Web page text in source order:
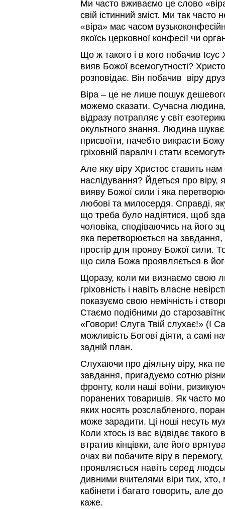
Ми часто вживаємо це слово
свій істинний зміст. Ми так часто
«віра» має часом
якоїсь церковної конфесії чи
Що ж такого і в кого побачив
вияв Божої всемогутності?
розповідає. Він побачив віру
Віра – це не лише пошук
можемо сказати. Сучасна
відразу потрапляє у світ
окультного знання. Людина
присвоїти, начебто викрасти
гріховній параліч і стати
Але яку віру Христос ставить
наслідування? Йдеться про віру,
вияву Божої сили і яка
любові та милосердя. Справді,
що треба було надіятися, щоб
чоловіка, сподіваючись на його
яка перетворюється на завдання,
простір для прояву Божої сили.
що сила Божа проявляється в
Щоразу, коли ми визнаємо свою
гріховність і навіть власне
показуємо свою немічність і
Стаємо подібними до
«Говори! Слуга Твій слухає!» (І
можливість Богові діяти, а самі
задній план.
Слухаючи про діяльну віру, яка
завдання, пригадуємо сотню
фронту, коли наші воїни,
поранених товаришів. Як часто
яких носять розслабленого,
може зарадити. Ці ноші несуть
Коли хтось із вас відвідає
втратив кінцівки, але його
очах ви побачите віру в
проявляється навіть серед
дивними вчителями віри тих,
кабінети і багато говорить, але
каже.